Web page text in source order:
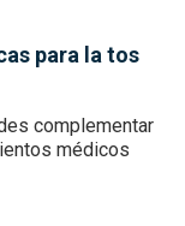
para la tos
complementar
médicos